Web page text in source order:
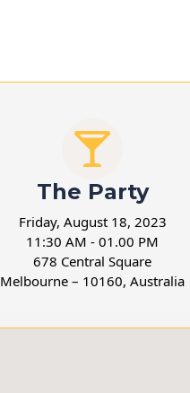
The Party
Friday, August 18, 2023
11:30 AM - 01.00 PM
678 Central Square
Melbourne – 10160, Australia